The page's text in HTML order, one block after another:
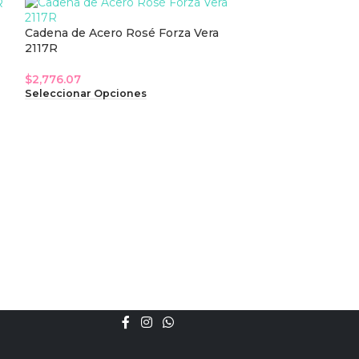
Cadena de Acero Rosé Forza Vera
2117R
$2,776.07
Seleccionar Opciones